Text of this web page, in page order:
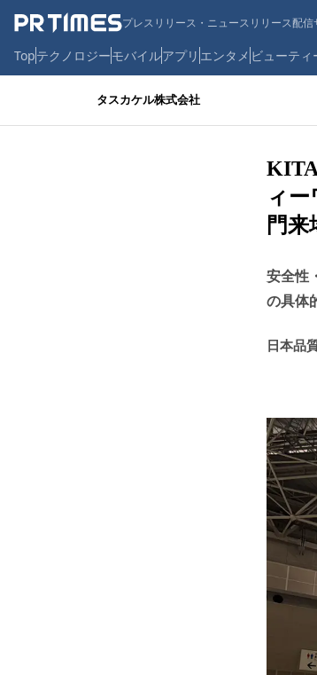
プレスリリース・ニュースリリース配信
Topテクノロジーモバイルアプリ エンタメ ビューティ
タスカケル株式会社
ィ
門
安全性
の具体
日本品